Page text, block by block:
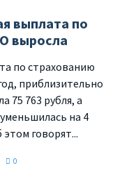
выплата по
выросла
по страхованию
приблизительно
75 763 рубля, а
на 4
говорят...
0